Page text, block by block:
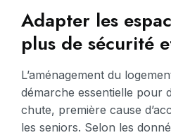
Adapter les
plus de sécurité
L’aménagement du
démarche essentielle pour
chute, première cause
les seniors. Selon les